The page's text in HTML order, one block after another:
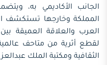
الجانب الأكاديمي به،
المملكة وخارجها تستكشف
العرب والعلاقة العميقة
لقطع أثرية من متاحف
الثقافية ومكتبة الملك